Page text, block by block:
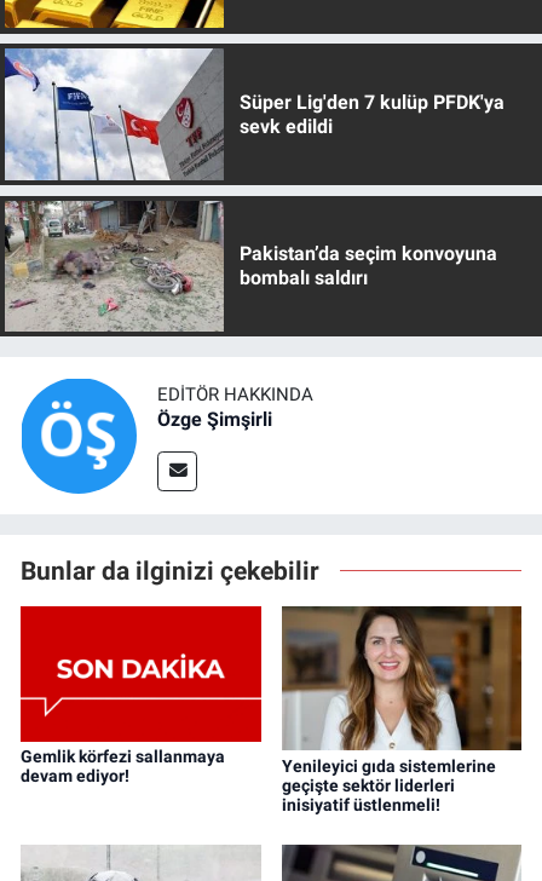
Süper Lig'den 7 kulüp PFDK'ya
sevk edildi
Pakistan’da seçim konvoyuna
bombalı saldırı
EDITÖR HAKKINDA
Özge Şimşirli
Bunlar da ilginizi çekebilir
Gemlik körfezi sallanmaya
devam ediyor!
Yenileyici gıda sistemlerine
geçişte sektör liderleri
inisiyatif üstlenmeli!